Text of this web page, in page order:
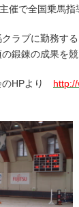
催で全国乗馬指
ラブに勤務す
鍛錬の成果を競
HPより